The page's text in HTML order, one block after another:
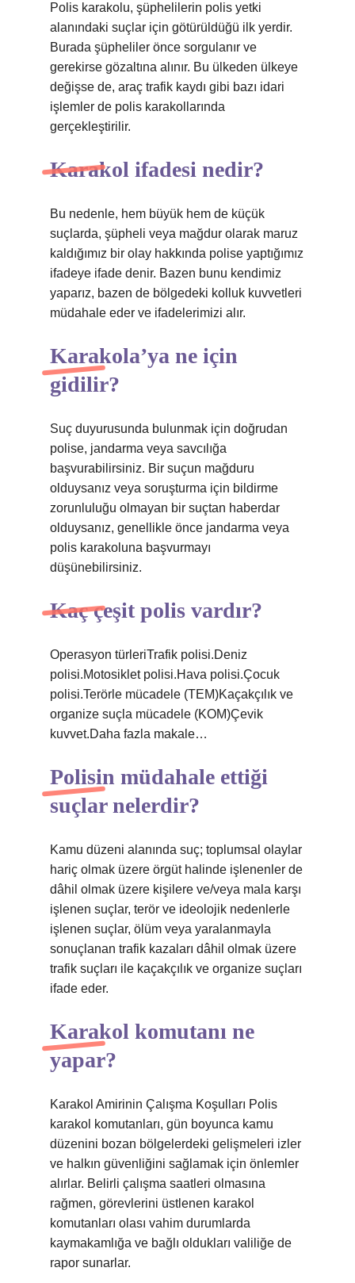
Polis karakolu, şüphelilerin polis yetki
alanındaki suçlar için götürüldüğü ilk yerdir.
Burada şüpheliler önce sorgulanır ve
gerekirse gözaltına alınır. Bu ülkeden ülkeye
değişse de, araç trafik kaydı gibi bazı idari
işlemler de polis karakollarında
gerçekleştirilir.
Karakol ifadesi nedir?
Bu nedenle, hem büyük hem de küçük
suçlarda, şüpheli veya mağdur olarak maruz
kaldığımız bir olay hakkında polise yaptığımız
ifadeye ifade denir. Bazen bunu kendimiz
yaparız, bazen de bölgedeki kolluk kuvvetleri
müdahale eder ve ifadelerimizi alır.
Karakola’ya ne için
gidilir?
Suç duyurusunda bulunmak için doğrudan
polise, jandarma veya savcılığa
başvurabilirsiniz. Bir suçun mağduru
olduysanız veya soruşturma için bildirme
zorunluluğu olmayan bir suçtan haberdar
olduysanız, genellikle önce jandarma veya
polis karakoluna başvurmayı
düşünebilirsiniz.
Kaç çeşit polis vardır?
Operasyon türleriTrafik polisi.Deniz
polisi.Motosiklet polisi.Hava polisi.Çocuk
polisi.Terörle mücadele (TEM)Kaçakçılık ve
organize suçla mücadele (KOM)Çevik
kuvvet.Daha fazla makale…
Polisin müdahale ettiği
suçlar nelerdir?
Kamu düzeni alanında suç; toplumsal olaylar
hariç olmak üzere örgüt halinde işlenenler de
dâhil olmak üzere kişilere ve/veya mala karşı
işlenen suçlar, terör ve ideolojik nedenlerle
işlenen suçlar, ölüm veya yaralanmayla
sonuçlanan trafik kazaları dâhil olmak üzere
trafik suçları ile kaçakçılık ve organize suçları
ifade eder.
Karakol komutanı ne
yapar?
Karakol Amirinin Çalışma Koşulları Polis
karakol komutanları, gün boyunca kamu
düzenini bozan bölgelerdeki gelişmeleri izler
ve halkın güvenliğini sağlamak için önlemler
alırlar. Belirli çalışma saatleri olmasına
rağmen, görevlerini üstlenen karakol
komutanları olası vahim durumlarda
kaymakamlığa ve bağlı oldukları valiliğe de
rapor sunarlar.